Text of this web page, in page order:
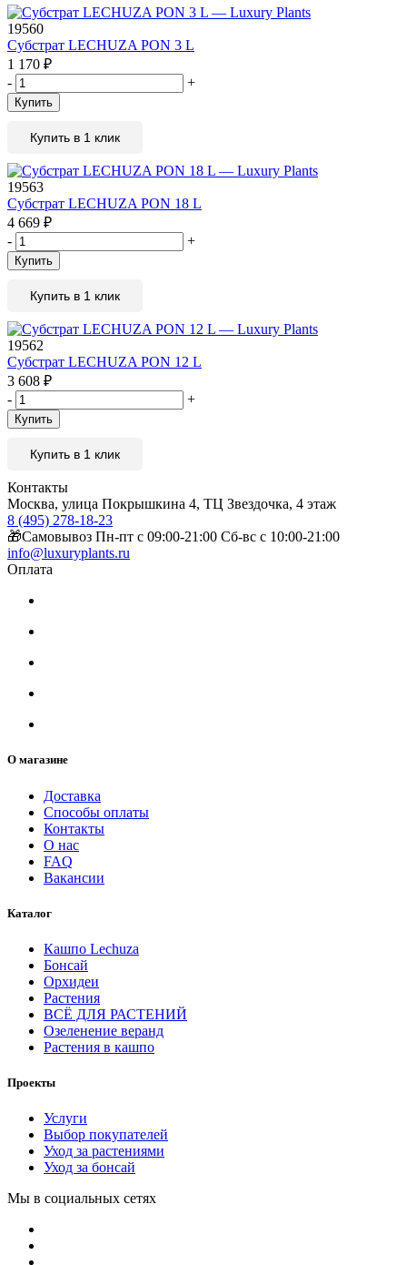
19560
Субстрат LECHUZA PON 3 L
1 170 ₽
-
+
Купить
Купить в 1 клик
19563
Субстрат LECHUZA PON 18 L
4 669 ₽
-
+
Купить
Купить в 1 клик
19562
Субстрат LECHUZA PON 12 L
3 608 ₽
-
+
Купить
Купить в 1 клик
Контакты
Москва, улица Покрышкина 4, ТЦ Звездочка, 4 этаж
8 (495) 278-18-23
🎁Самовывоз Пн-пт с 09:00-21:00 Сб-вс с 10:00-21:00
info@luxuryplants.ru
Оплата
О магазине
Доставка
Способы оплаты
Контакты
О нас
FAQ
Вакансии
Каталог
Кашпо Lechuza
Бонсай
Орхидеи
Растения
ВСЁ ДЛЯ РАСТЕНИЙ
Озеленение веранд
Растения в кашпо
Проекты
Услуги
Выбор покупателей
Уход за растениями
Уход за бонсай
Мы в социальных сетях